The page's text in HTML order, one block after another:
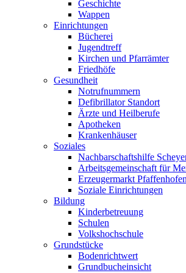
Geschichte
Wappen
Einrichtungen
Bücherei
Jugendtreff
Kirchen und Pfarrämter
Friedhöfe
Gesundheit
Notrufnummern
Defibrillator Standort
Ärzte und Heilberufe
Apotheken
Krankenhäuser
Soziales
Nachbarschaftshilfe
Arbeitsgemeinschaft für
Erzeugermarkt
Soziale Einrichtungen
Bildung
Kinderbetreuung
Schulen
Volkshochschule
Grundstücke
Bodenrichtwert
Grundbucheinsicht